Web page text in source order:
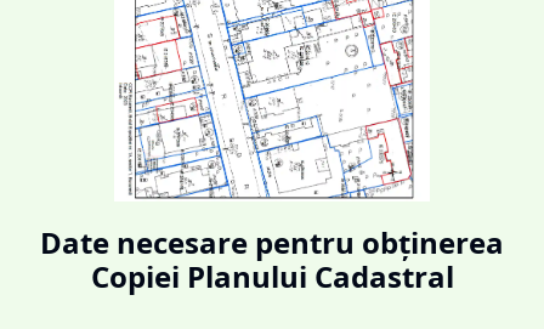
Date necesare pentru obținerea
Copiei Planului Cadastral